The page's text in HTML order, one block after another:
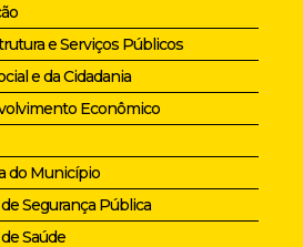
e Serviços Públicos
e da Cidadania
Econômico
do Município
Segurança Pública
Saúde